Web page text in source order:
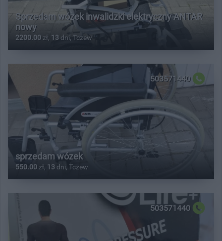
Sprzedam wózek inwalidzki elektryczny ANTAR
nowy
2200.00 zł, 13dni, Tczew
503571440
sprzedam wózek
550.00 zł, 13 dni, Tczew
503571440